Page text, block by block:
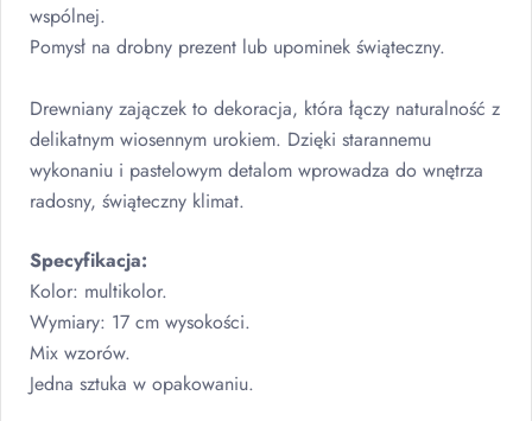
wspólnej.
Pomysł na drobny prezent lub upominek świąteczny.
Drewniany zajączek to dekoracja, która łączy naturalność z
delikatnym wiosennym urokiem. Dzięki starannemu
wykonaniu i pastelowym detalom wprowadza do wnętrza
radosny, świąteczny klimat.
Specyfikacja:
Kolor: multikolor.
Wymiary: 17 cm wysokości.
Mix wzorów.
Jedna sztuka w opakowaniu.